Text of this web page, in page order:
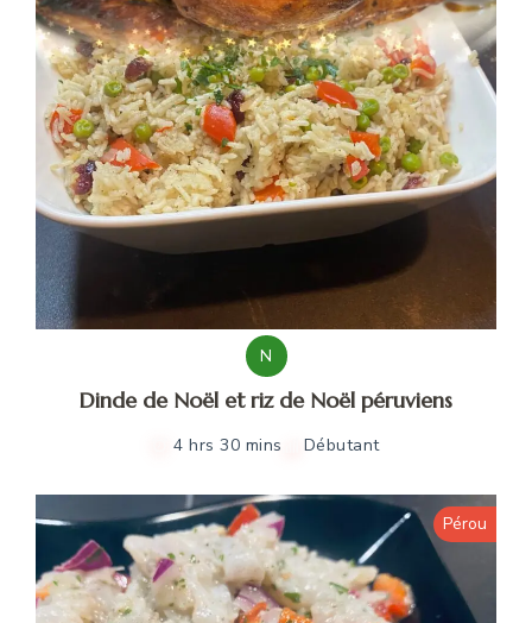
N
Dinde de Noël et riz de Noël péruviens
4 hrs 30 mins Débutant
Pérou